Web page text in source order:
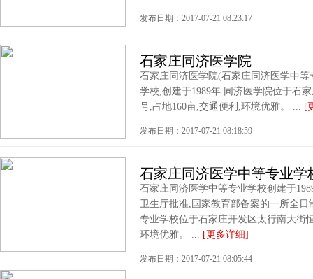
发布日期：2017-07-21 08:23:17
石家庄同济医学院
石家庄同济医学院(石家庄同济医学中
学校,创建于1989年.同济医学院位于石
号,占地160亩,交通便利,环境优雅。 ... [
发布日期：2017-07-21 08:18:59
石家庄同济医学中等专业学
石家庄同济医学中等专业学校创建于
卫生厅批准,国家教育部备案的一所全
专业学校位于石家庄开发区太行南大街
环境优雅。 ... [更多详细]
发布日期：2017-07-21 08:05:44